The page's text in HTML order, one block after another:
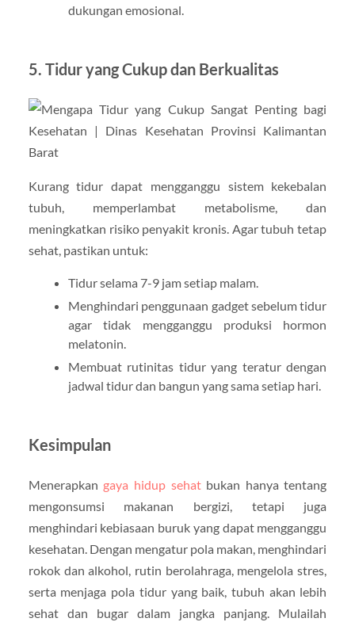
dukungan emosional.
5. Tidur yang Cukup dan Berkualitas
Kurang tidur dapat mengganggu sistem kekebalan
tubuh, memperlambat metabolisme, dan
meningkatkan risiko penyakit kronis. Agar tubuh tetap
sehat, pastikan untuk:
Tidur selama 7-9 jam setiap malam.
Menghindari penggunaan gadget sebelum tidur
agar tidak mengganggu produksi hormon
melatonin.
Membuat rutinitas tidur yang teratur dengan
jadwal tidur dan bangun yang sama setiap hari.
Kesimpulan
Menerapkan gaya hidup sehatbukan hanya tentang
mengonsumsi makanan bergizi, tetapi juga
menghindari kebiasaan buruk yang dapat mengganggu
kesehatan. Dengan mengatur pola makan, menghindari
rokok dan alkohol, rutin berolahraga, mengelola stres,
serta menjaga pola tidur yang baik, tubuh akan lebih
sehat dan bugar dalam jangka panjang. Mulailah